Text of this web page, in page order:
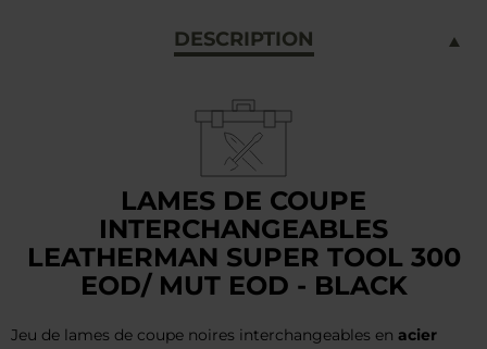
DESCRIPTION
LAMES DE COUPE
INTERCHANGEABLES
LEATHERMAN SUPER TOOL 300
EOD/ MUT EOD - BLACK
Jeu de lames de coupe noires interchangeables en acier